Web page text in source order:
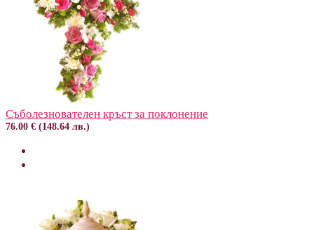
Съболезнователен кръст за поклонение
76.00 € (148.64 лв.)